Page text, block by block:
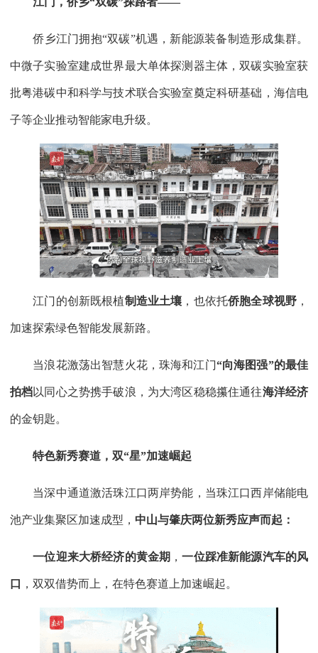
侨乡江门拥抱“双碳”机遇，新能源装备制造形成集群。
中微子实验室建成世界最大单体探测器主体，双碳实验室获
批粤港碳中和科学与技术联合实验室奠定科研基础，海信电
子等企业推动智能家电升级。
江门的创新既根植制造业土壤 ，也依托侨胞全球视野 ，
加速探索绿色智能发展新路。
当浪花激荡出智慧火花，珠海和江门“向海图强”的最佳
拍档以同心之势携手破浪，为大湾区稳稳攥住通往海洋经济
的金钥匙。
特色新秀赛道，双“星”加速崛起
当深中通道激活珠江口两岸势能，当珠江口西岸储能电
池产业集聚区加速成型， 中山与肇庆两位新秀应声而起：
一位迎来大桥经济的黄金期 ，一位踩准新能源汽车的风
口 ，双双借势而上，在特色赛道上加速崛起。